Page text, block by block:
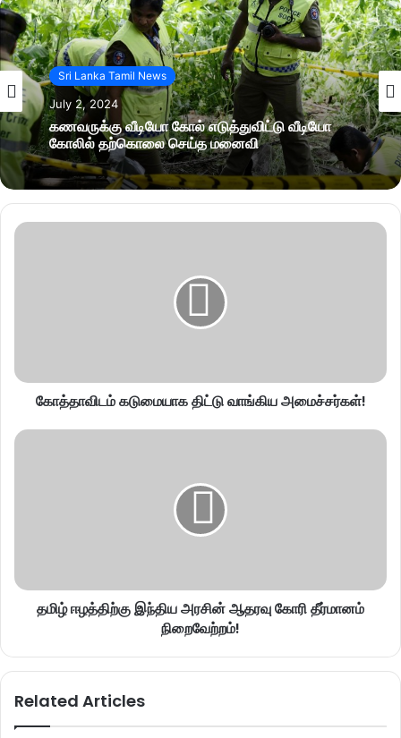
Sri Lanka Tamil News
July 2, 2024
கணவருக்கு வீடியோ கோல் எடுத்துவிட்டு வீடியோ
கோலில் தற்கொலை செய்த மனைவி
கோத்தாவிடம் கடுமையாக திட்டு வாங்கிய அமைச்சர்கள்!
தமிழ் ஈழத்திற்கு இந்திய அரசின் ஆதரவு கோரி தீர்மானம்
நிறைவேற்றம்!
Related Articles